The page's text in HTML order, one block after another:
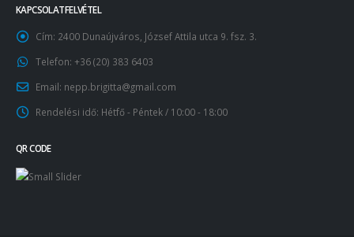
KAPCSOLATFELVÉTEL
Cím: 2400 Dunaújváros, József Attila utca 9. fsz. 3.
Telefon: +36 (20) 383 6403
Email: nepp.brigitta@gmail.com
Rendelési idő: Hétfő - Péntek / 10:00 - 18:00
QR CODE